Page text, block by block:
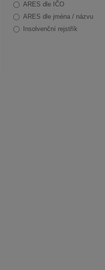
ARES dle IČO
ARES dle jména / názvu
Insolvenční rejstřík